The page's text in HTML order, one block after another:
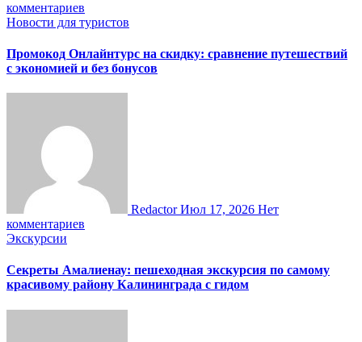
комментариев
Новости для туристов
Промокод Онлайнтурс на скидку: сравнение путешествий
с экономией и без бонусов
RedactorИюл 17, 2026 Нет
комментариев
Экскурсии
Секреты Амалиенау: пешеходная экскурсия по самому
красивому району Калининграда с гидом